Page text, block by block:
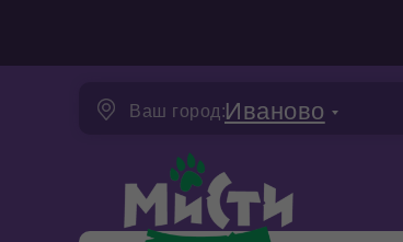
Ваш город:Иваново